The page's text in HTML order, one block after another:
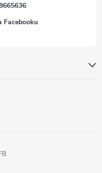
Facebooku